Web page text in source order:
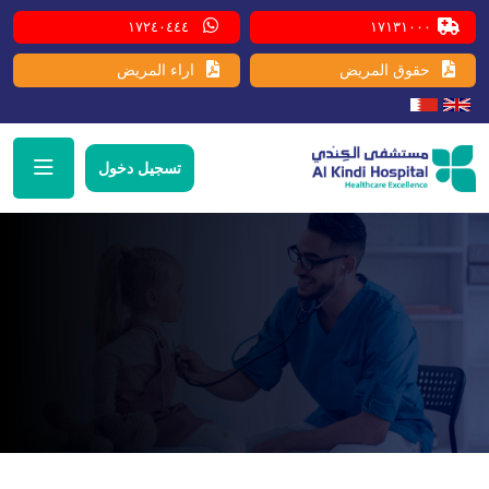
١٧١٣١٠٠٠ ١٧٢٤٠٤٤٤
حقوق المريض اراء المريض
تسجيل دخول